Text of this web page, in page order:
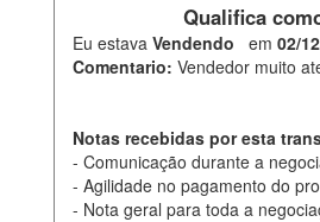
Qualifica
Eu estava Vendendo em 02/
Comentario: Vendedor muito
Notas recebidas por esta
- Comunicação durante a
- Agilidade no pagamento do
- Nota geral para toda a